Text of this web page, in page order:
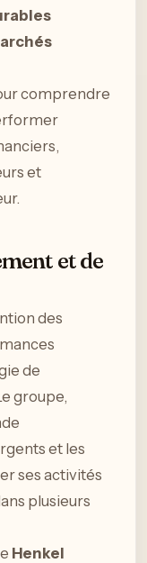
comprendre
et
et de
des
de
groupe,
et les
ses activités
plusieurs
Henkel